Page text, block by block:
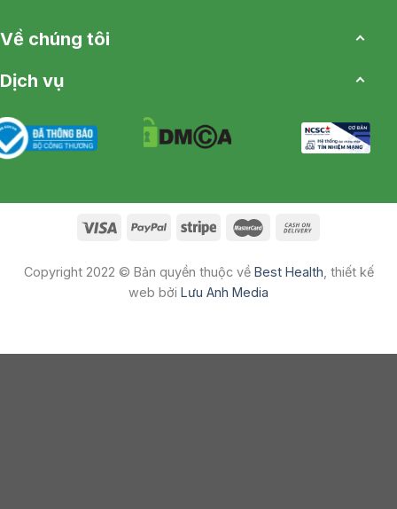
Về chúng tôi
Dịch vụ
Copyright 2022 © Bản quyền thuộc về Best Health , thiết kế
web bởi Lưu Anh Media